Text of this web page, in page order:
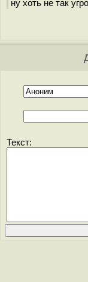
ну хоть не так
Текст: